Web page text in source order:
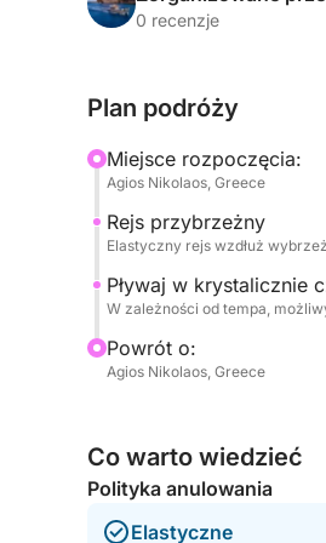
prostu rozkoszować się
które chcą doświadczyć
0 recenzje
Plan podróży
Miejsce rozpoczęcia:
Agios Nikolaos, Greece
Rejs przybrzeżny
Elastyczny rejs wzdłuż
Pływaj w krystalicznie
W zależności od tempa,
Powrót o:
Agios Nikolaos, Greece
Co warto wiedzieć
Polityka anulowania
Elastyczne